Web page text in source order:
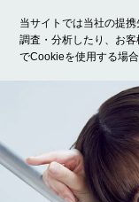
当サイトでは当社の提
調査・分析したり、お
でCookieを使用する場合
ホーム モデル募集